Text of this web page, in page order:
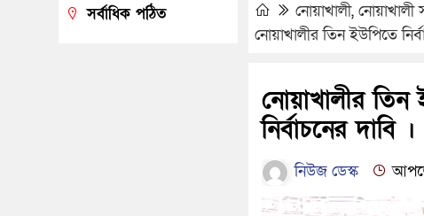
নোয়াখালী, নোয়াখালী
নোয়াখালীর তিন ইউপিতে
নোয়াখালীর তিন
নির্বাচনের দাবি ।
নিউজ ডেস্ক
সর্বাধিক পঠিত